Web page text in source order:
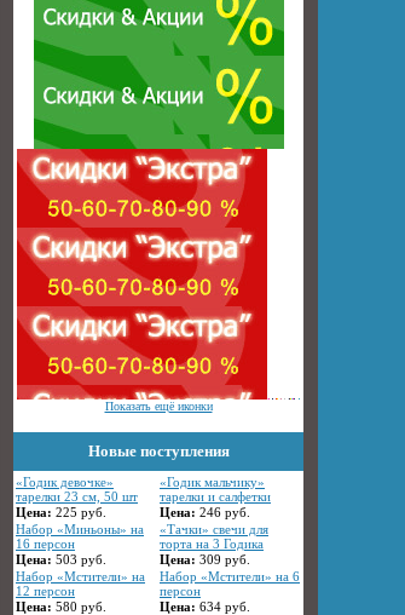
Показать ещё иконки
Новые поступления
«Годик девочке»
тарелки 23 см, 50 шт
Цена: 225 руб.
«Годик мальчику»
тарелки и салфетки
Цена: 246 руб.
Набор «Миньоны» на
16 персон
Цена: 503 руб.
«Тачки» свечи для
торта на 3 Годика
Цена: 309 руб.
Набор «Мстители» на
12 персон
Цена: 580 руб.
Набор «Мстители» на 6
персон
Цена: 634 руб.